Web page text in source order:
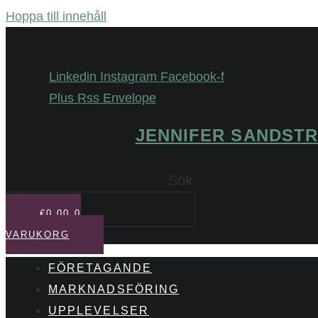
Hoppa till innehåll
Linkedin Instagram Facebook-f
Plus Rss Envelope
JENNIFER
Sök
€0,00 0
VARUKORG
FÖRETAGANDE
MARKNADSFÖRING
UPPLEVELSER